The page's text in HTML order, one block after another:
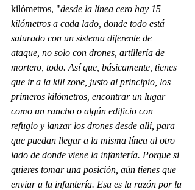
kilómetros, "desde la línea cero hay 15
kilómetros a cada lado, donde todo está
saturado con un sistema diferente de
ataque, no solo con drones, artillería de
mortero, todo. Así que, básicamente, tienes
que ir a la kill zone, justo al principio, los
primeros kilómetros, encontrar un lugar
como un rancho o algún edificio con
refugio y lanzar los drones desde allí, para
que puedan llegar a la misma línea al otro
lado de donde viene la infantería. Porque si
quieres tomar una posición, aún tienes que
enviar a la infantería. Esa es la razón por la